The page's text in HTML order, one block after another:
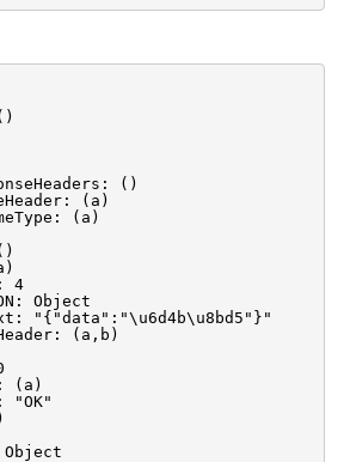
()
(a)
(a)
4
Object
"{"data":"\u6d4b\u8bd5"}"
(a,b)
(a)
"OK"
Object